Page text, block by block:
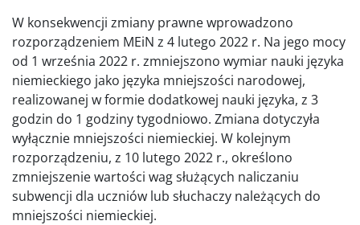
W konsekwencji zmiany prawne wprowadzono
rozporządzeniem MEiN z 4 lutego 2022 r. Na jego mocy
od 1 września 2022 r. zmniejszono wymiar nauki języka
niemieckiego jako języka mniejszości narodowej,
realizowanej w formie dodatkowej nauki języka, z 3
godzin do 1 godziny tygodniowo. Zmiana dotyczyła
wyłącznie mniejszości niemieckiej. W kolejnym
rozporządzeniu, z 10 lutego 2022 r., określono
zmniejszenie wartości wag służących naliczaniu
subwencji dla uczniów lub słuchaczy należących do
mniejszości niemieckiej.